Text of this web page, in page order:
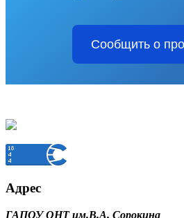
Сообщить о
Адрес
ГАПОУ ОНТ им.В.А. Сорокина